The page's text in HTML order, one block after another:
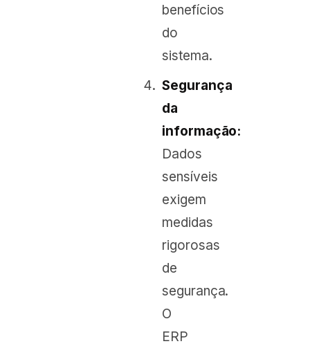
benefícios
do
sistema.
Segurança
da
informação:
Dados
sensíveis
exigem
medidas
rigorosas
de
segurança.
O
ERP